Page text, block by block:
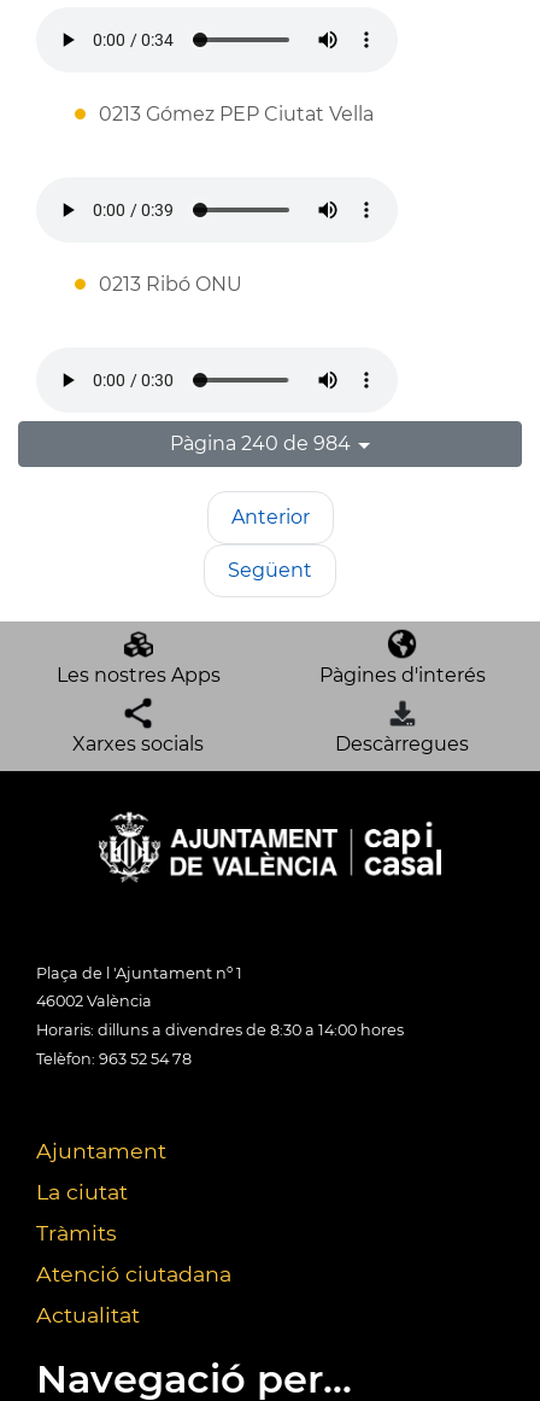
0213 Gómez PEP Ciutat Vella
0213 Ribó ONU
Pàgina 240 de 984
Anterior
Següent
Les nostres Apps Pàgines d'interés
Xarxes socials Descàrregues
Plaça de l 'Ajuntament nº 1
46002 València
Horaris: dilluns a divendres de 8:30 a 14:00 hores
Telèfon: 963 52 54 78
Ajuntament
La ciutat
Tràmits
Atenció ciutadana
Actualitat
Navegació per...